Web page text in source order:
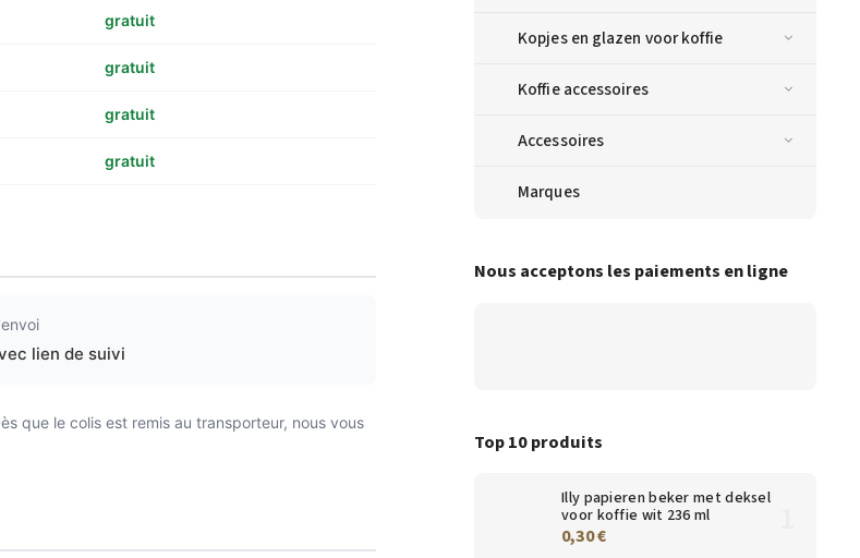
Kopjes en glazen voor koffie
Koffie accessoires
Accessoires
Marques
Nous acceptons les paiements en ligne
Top 10 produits
Illy papieren beker met deksel
voor koffie wit 236 ml
0,30 €
gratuit
gratuit
gratuit
gratuit
lien de suivi
que le colis est remis au transporteur, nous vous